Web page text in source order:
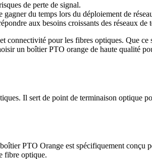
de perte de signal.
du temps lors du déploiement de
aux besoins croissants des réseaux de
pour les fibres optiques. Que
un boîtier PTO orange de haute qualité
Il sert de point de terminaison optique
PTO Orange est spécifiquement conçu
fibre optique.